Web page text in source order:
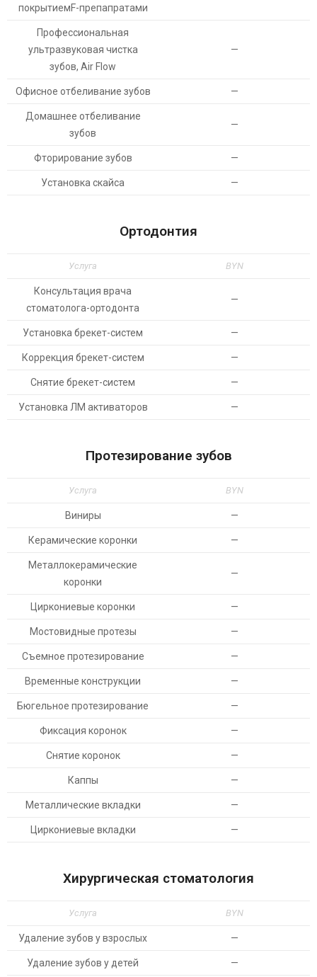
покрытиемF-препапратами
Профессиональная
ультразвуковая чистка
зубов, Air Flow
—
Офисное отбеливание зубов —
Домашнее отбеливание
зубов
—
Фторирование зубов —
Установка скайса —
Ортодонтия
Услуга BYN
Консультация врача
стоматолога-ортодонта
—
Установка брекет-систем —
Коррекция брекет-систем —
Снятие брекет-систем —
Установка ЛМ активаторов —
Протезирование зубов
Услуга BYN
Виниры —
Керамические коронки —
Металлокерамические
коронки
—
Циркониевые коронки —
Мостовидные протезы —
Съемное протезирование —
Временные конструкции —
Бюгельное протезирование —
Фиксация коронок —
Снятие коронок —
Каппы —
Металлические вкладки —
Циркониевые вкладки —
Хирургическая стоматология
Услуга BYN
Удаление зубов у взрослых —
Удаление зубов у детей —